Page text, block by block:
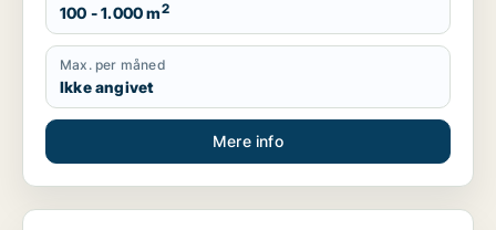
100 - 1.000 m2
Max. per måned
Ikke angivet
Mere info